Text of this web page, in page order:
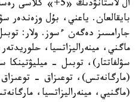
بايقالعان. ياعني، بۇل وزەندەر
جارامسىز دەگەن ءسوز. ولار:
ماگني، مينەراليزاتسيا،
سۋلفاتتار)، توبىل -
(مارگانەتس)، توعىزاق -
(ماگنيي، مينەراليزاتسيا،